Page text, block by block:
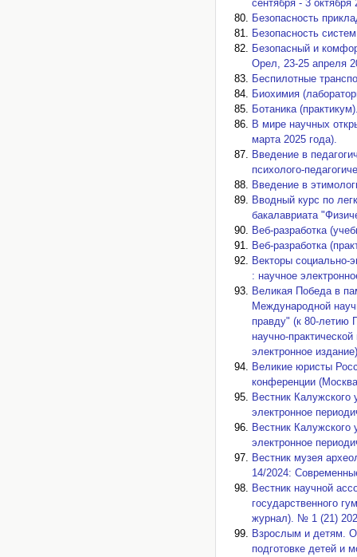
сентября - 3
Безопасность
Безопасность
Безопасный и
Орел, 23-25 апреля
Беспилотные
Биохимия
Ботаника
В мире научных
марта 2025 года).
Введение в
психолого-
Введение в
Вводный курс по
бакалавриата
Веб-разработка
Веб-разработка
Векторы социально-
: научное
Великая Победа в
Международной
правду" (к 80-летию
научно-
электронное
Великие юристы
конференции
Вестник
электронное
Вестник
электронное
Вестник музея
14/2024:
Вестник научной
государственного
журнал). № 1 (21)
Взрослым и детям.
подготовке детей и